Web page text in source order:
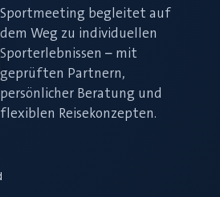
Sportmeeting begleitet auf
dem Weg zu individuellen
Sporterlebnissen – mit
geprüften Partnern,
persönlicher Beratung und
flexiblen Reisekonzepten.